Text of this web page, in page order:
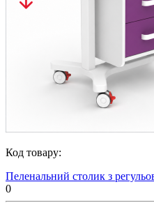
Код товару:
Пеленальний столик з
0